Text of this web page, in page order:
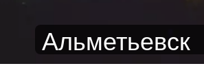
Альметьевск